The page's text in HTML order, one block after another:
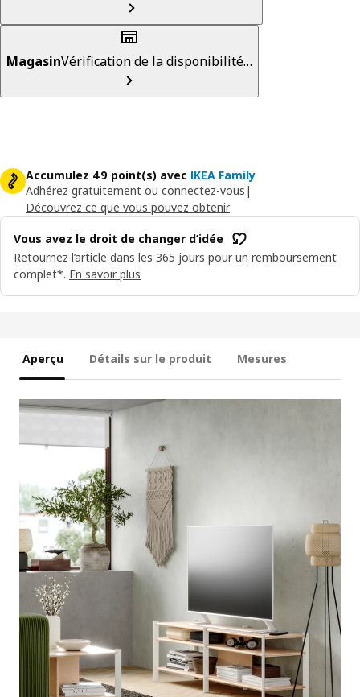
MagasinVérification de la disponibilité…
Accumulez 49 point(s) avec IKEA Family
Adhérez gratuitement ou connectez-vous |
Découvrez ce que vous pouvez obtenir
Vous avez le droit de changer d’idée
Retournez l’article dans les 365 jours pour un remboursement
complet*. En savoir plus
Aperçu Détails sur le produit Mesures